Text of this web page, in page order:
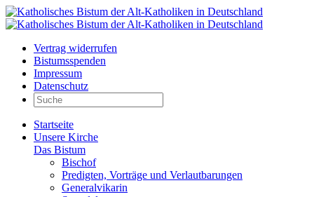
Vertrag widerrufen
Bistumsspenden
Impressum
Datenschutz
Startseite
Unsere Kirche
Das Bistum
Bischof
Predigten, Vorträge und Verlautbarungen
Generalvikarin